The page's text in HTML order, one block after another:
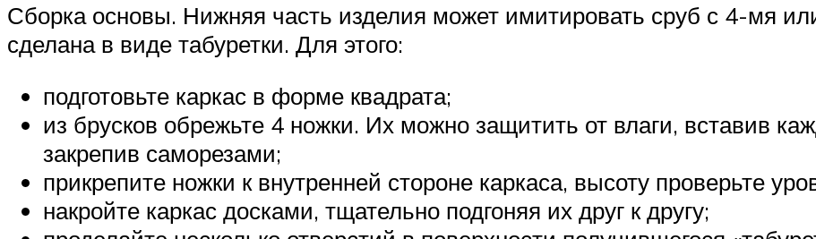
Сборка основы. Нижняя часть изделия может имитировать сруб с 4-мя
сделана в виде табуретки. Для этого:
подготовьте каркас в форме квадрата;
из брусков обрежьте 4 ножки. Их можно защитить от влаги, вставив
закрепив саморезами;
прикрепите ножки к внутренней стороне каркаса, высоту проверьте
накройте каркас досками, тщательно подгоняя их друг к другу;